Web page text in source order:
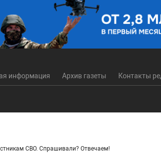
информация Архив газеты Контакты
СВО. Спрашивали? Отвечаем!